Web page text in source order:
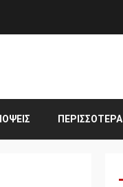
ΠΕΡΙΣΣΌΤΕΡΑ